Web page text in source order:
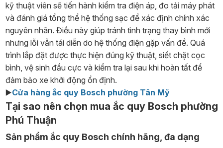
kỹ thuật viên sẽ tiến hành kiểm tra điện áp, đo tải máy phát
và đánh giá tổng thể hệ thống sạc để xác định chính xác
nguyên nhân. Điều này giúp tránh tình trạng thay bình mới
nhưng lỗi vẫn tái diễn do hệ thống điện gặp vấn đề. Quá
trình lắp đặt được thực hiện đúng kỹ thuật, siết chặt cọc
bình, vệ sinh đầu cực và kiểm tra lại sau khi hoàn tất để
đảm bảo xe khởi động ổn định.
▶️Cửa hàng ắc quy Bosch phường Tân Mỹ
Tại sao nên chọn mua ắc quy Bosch phường
Phú Thuận
Sản phẩm ắc quy Bosch chính hãng, đa dạng